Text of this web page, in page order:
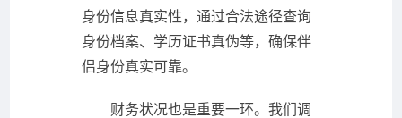
身份信息真实性，通过合法途径查询
身份档案、学历证书真伪等，确保伴
侣身份真实可靠。
财务状况也是重要一环。我们调